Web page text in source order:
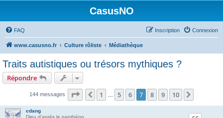
CasusNO
FAQ Connexion
Inscription
www.casusno.fr Culture rôliste Médiathèque
Traits autistiques ou trésors mythiques ?
Répondre
144 messages Page sur 10
Précédent
1 5 6 7 8 9 10
cdang
Dieu d'après le panthéon